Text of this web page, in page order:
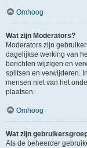
Omhoog
Wat zijn Moderators?
Moderators zijn
dagelijkse werking van
berichten wijzigen en
splitsen en verwijderen.
mensen niet van het
plaatsen.
Omhoog
Wat zijn
Als de beheerder